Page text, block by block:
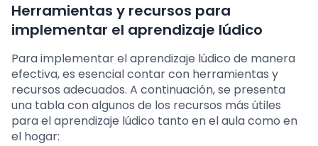
Herramientas y recursos para
implementar el aprendizaje lúdico
Para implementar el aprendizaje lúdico de manera
efectiva, es esencial contar con herramientas y
recursos adecuados. A continuación, se presenta
una tabla con algunos de los recursos más útiles
para el aprendizaje lúdico tanto en el aula como en
el hogar: